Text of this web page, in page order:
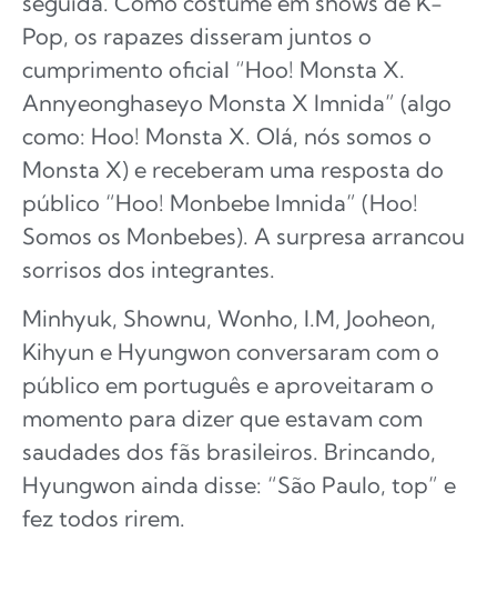
Pop, os rapazes disseram juntos o
cumprimento oficial “Hoo! Monsta X.
Annyeonghaseyo Monsta X Imnida” (algo
como: Hoo! Monsta X. Olá, nós somos o
Monsta X) e receberam uma resposta do
público “Hoo! Monbebe Imnida” (Hoo!
Somos os Monbebes). A surpresa arrancou
sorrisos dos integrantes.
Minhyuk, Shownu, Wonho, I.M, Jooheon,
Kihyun e Hyungwon conversaram com o
público em português e aproveitaram o
momento para dizer que estavam com
saudades dos fãs brasileiros. Brincando,
Hyungwon ainda disse: “São Paulo, top” e
fez todos rirem.